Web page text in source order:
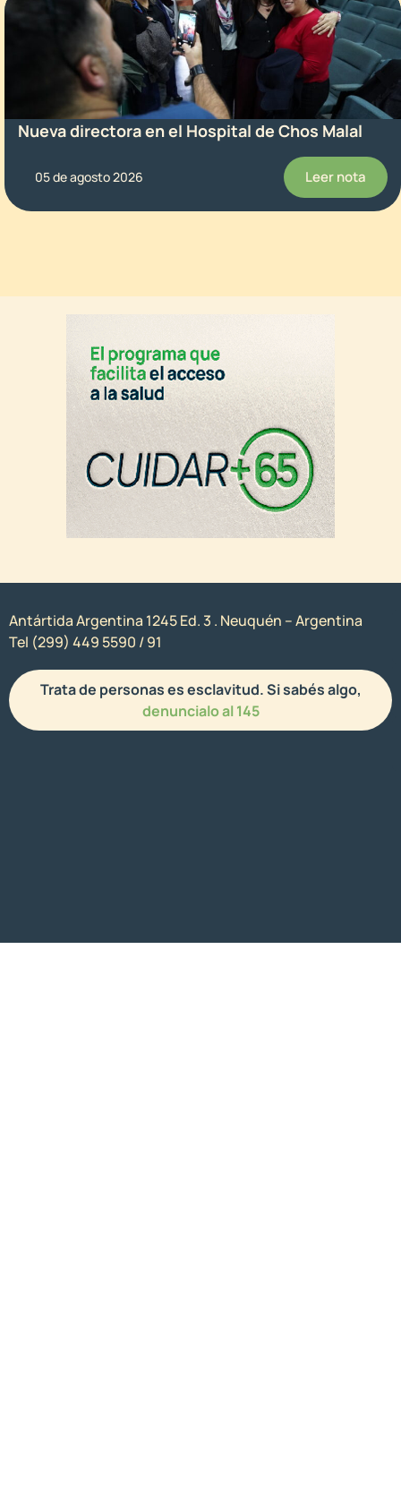
Nueva directora en el Hospital de Chos Malal
05 de agosto 2026 Leer nota
Antártida Argentina 1245 Ed. 3 . Neuquén – Argentina
Tel (299) 449 5590 / 91
Trata de personas es esclavitud. Si sabés algo,
denuncialo al 145